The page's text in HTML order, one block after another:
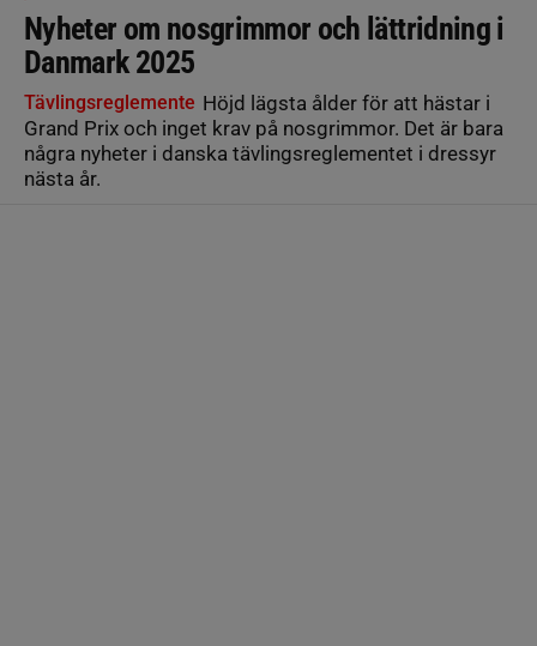
Nyheter om nosgrimmor och lättridning i
Danmark 2025
Tävlingsreglemente Höjd lägsta ålder för att hästar i
Grand Prix och inget krav på nosgrimmor. Det är bara
några nyheter i danska tävlingsreglementet i dressyr
nästa år.